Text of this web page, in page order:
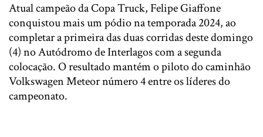
Atual campeão da Copa Truck, Felipe Giaffone
conquistou mais um pódio na temporada 2024, ao
completar a primeira das duas corridas deste domingo
(4) no Autódromo de Interlagos com a segunda
colocação. O resultado mantém o piloto do caminhão
Volkswagen Meteor número 4 entre os líderes do
campeonato.